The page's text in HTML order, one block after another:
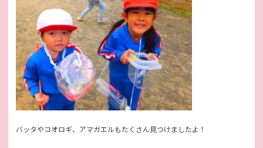
バッタやコオロギ、アマガエルもたくさん見つけましたよ！